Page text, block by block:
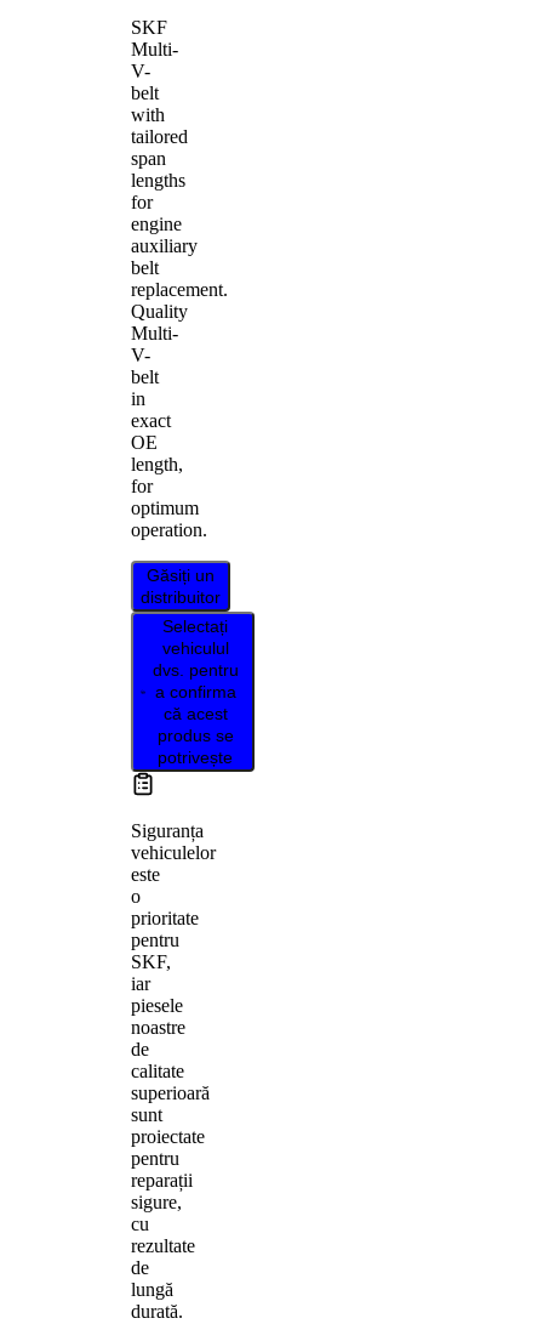
SKF
Multi-
V-
belt
with
tailored
span
lengths
for
engine
auxiliary
belt
replacement.
Quality
Multi-
V-
belt
in
exact
OE
length,
for
optimum
operation.
Găsiți un
distribuitor
Selectați
vehiculul
dvs. pentru
a confirma
că acest
produs se
potrivește
Siguranța
vehiculelor
este
o
prioritate
pentru
SKF,
iar
piesele
noastre
de
calitate
superioară
sunt
proiectate
pentru
reparații
sigure,
cu
rezultate
de
lungă
durată.